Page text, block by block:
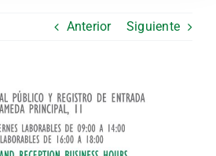
Anterior Siguiente